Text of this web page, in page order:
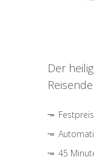
Der
Reisende
Festpreis
45